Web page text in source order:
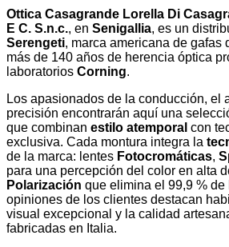
Ottica Casagrande Lorella Di
E C. S.n.c., en Senigallia, es un
Serengeti, marca americana de gafas
más de 140 años de herencia óptica
laboratorios Corning.
Los apasionados de la conducción, el
precisión encontrarán aquí una
que combinan estilo atemporal con
exclusiva. Cada montura integra la
de la marca: lentes Fotocromáticas,
para una percepción del color en alta
Polarización que elimina el 99,9 %
opiniones de los clientes destacan
visual excepcional y la calidad
fabricadas en Italia.